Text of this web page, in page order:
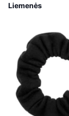
Liemenės